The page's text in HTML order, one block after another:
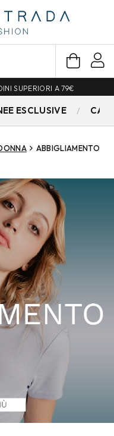
SUPERIORI A 79€
ESCLUSIVE
ABBIGLIAMENTO